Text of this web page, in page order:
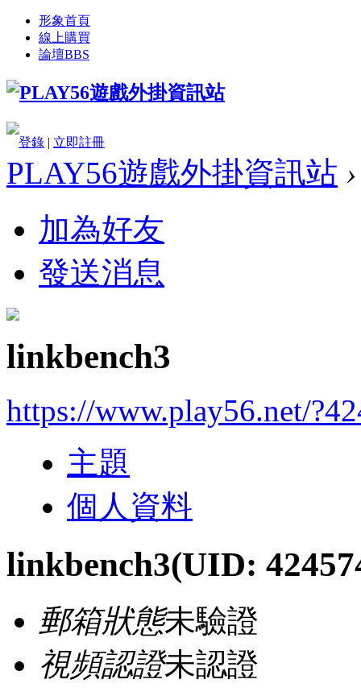
形象首頁
線上購買
論壇BBS
登錄 | 立即註冊
PLAY56遊戲外掛資訊站 ›
加為好友
發送消息
linkbench3
https://www.play56.net/
主題
個人資料
linkbench3(UID:
郵箱狀態未驗證
視頻認證未認證